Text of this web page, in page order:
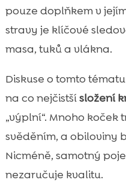
pouze doplňkem v
stravy je klíčové
masa, tuků a vlákna.
Diskuse o tomto
na co nejčistšísložení
„výplní“. Mnoho
svěděním, a obiloviny
Nicméně, samotný
nezaručuje kvalitu.